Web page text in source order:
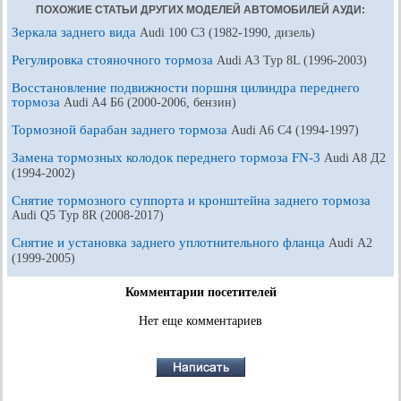
ПОХОЖИЕ СТАТЬИ ДРУГИХ МОДЕЛЕЙ АВТОМОБИЛЕЙ АУДИ:
Зеркала заднего вида Audi 100 С3 (1982-1990, дизель)
Регулировка стояночного тормоза Audi A3 Typ 8L (1996-2003)
Восстановление подвижности поршня цилиндра переднего
тормоза Audi A4 Б6 (2000-2006, бензин)
Тормозной барабан заднего тормоза Audi A6 С4 (1994-1997)
Замена тормозных колодок переднего тормоза FN-3 Audi A8 Д2
(1994-2002)
Снятие тормозного суппорта и кронштейна заднего тормоза
Audi Q5 Typ 8R (2008-2017)
Снятие и установка заднего уплотнительного фланца Audi А2
(1999-2005)
Комментарии посетителей
Нет еще комментариев